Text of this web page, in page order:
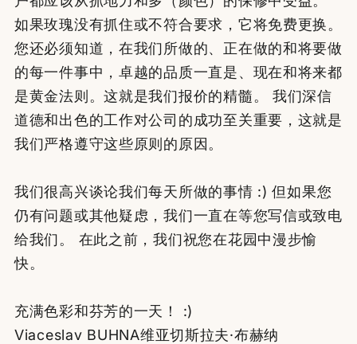
如果玫瑰没有抓住或不符合要求，它将免费更换。
您还必须知道，在我们所做的、正在做的和将要做
的每一件事中，卓越的品质一直是、现在和将来都
是黄金法则。这就是我们报价的精髓。 我们深信
道德和出色的工作对公司的成功至关重要，这就是
我们严格遵守这些原则的原因。
我们很高兴谈论我们每天所做的事情 :) 但如果您
仍有问题或其他疑虑，我们一直在等您写信或致电
给我们。 在此之前，我们祝您在花园中漫步愉
快。
充满色彩和芬芳的一天！ :)
Viaceslav BUHNA维亚切斯拉夫·布赫纳